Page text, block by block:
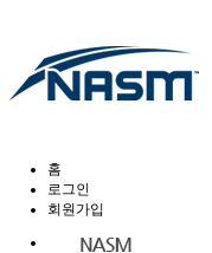
홈
로그인
회원가입